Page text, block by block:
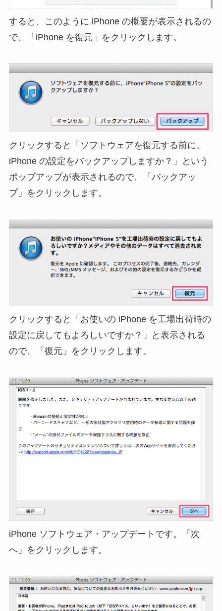
すると、このように iPhone の概要が表示されるの
で、「iPhone を復元」をクリックします。
クリックすると「ソフトウェアを復元する前に、
iPhone の設定をバックアップしますか？」という
ポップアップが表示されるので、「バックアッ
プ」をクリックします。
クリックすると「お使いの iPhone を工場出荷時の
設定に戻してもよろしいですか？」と表示される
ので、「復元」をクリックします。
iPhone ソフトウェア・アップデートです。「次
へ」をクリックします。